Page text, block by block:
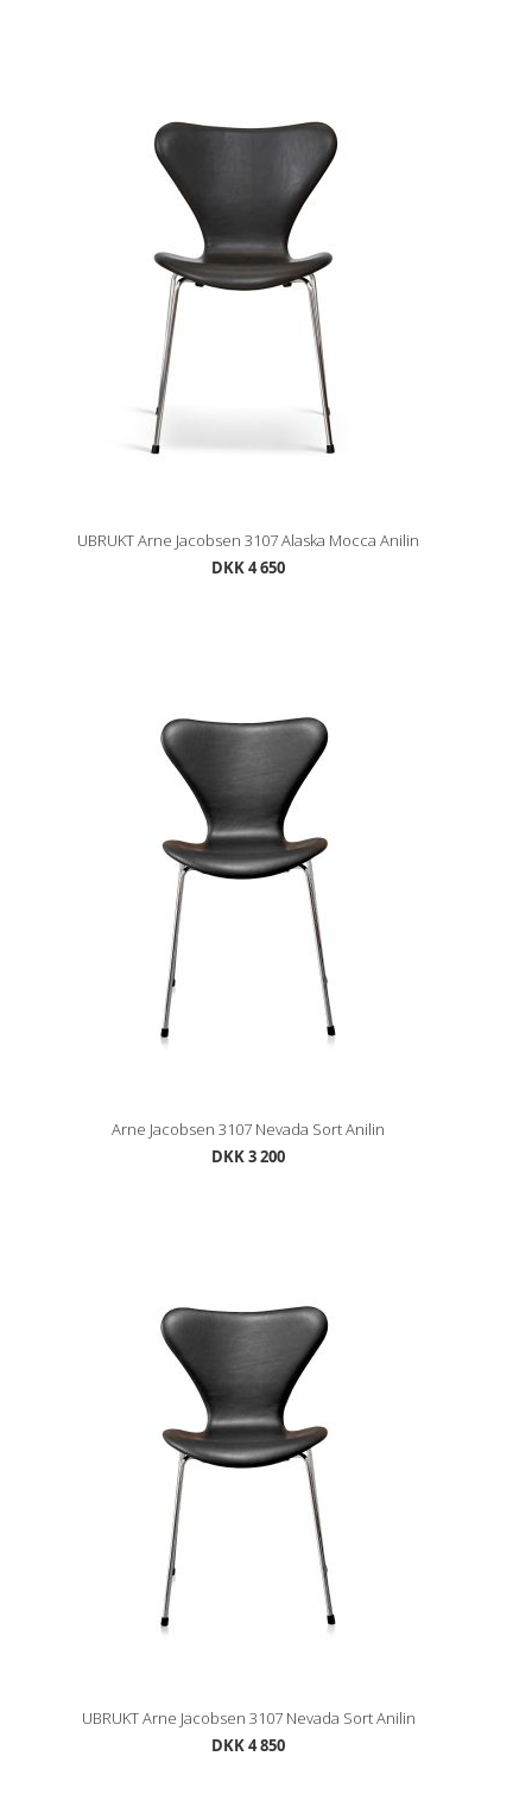
UBRUKT Arne Jacobsen 3107 Alaska Mocca Anilin
DKK 4 650
Arne Jacobsen 3107 Nevada Sort Anilin
DKK 3 200
UBRUKT Arne Jacobsen 3107 Nevada Sort Anilin
DKK 4 850